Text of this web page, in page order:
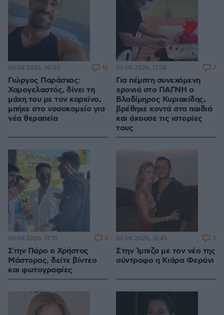
Γιώργος Παράσχος:
Χαμογελαστός, δίνει τη
μάχη του με τον καρκίνο,
μπήκε στο νοσοκομείο για
νέα θεραπεία
06.08.2026, 18:00 16
Για πέμπτη συνεχόμενη
χρονιά στο ΠΑΓΝΗ ο
Βλαδίμηρος Κυριακίδης,
βρέθηκε κοντά στα παιδιά
και άκουσε τις ιστορίες
τους
06.08.2026, 17:38 7
Στην Πάρο ο Χρήστος
Μάστορας, δείτε βίντεο
και φωτογραφίες
06.08.2026, 17:15 4
Στην Ίμπιζα με τον νέο της
σύντροφο η Κιάρα Φεράνι
06.08.2026, 16:45 3